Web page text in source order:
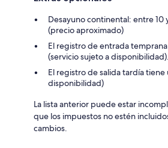
Desayuno continental: entre 10
(precio aproximado)
El registro de entrada
(servicio sujeto a disponibilidad).
El registro de salida tardía
disponibilidad)
La lista anterior puede estar
que los impuestos no estén
cambios.